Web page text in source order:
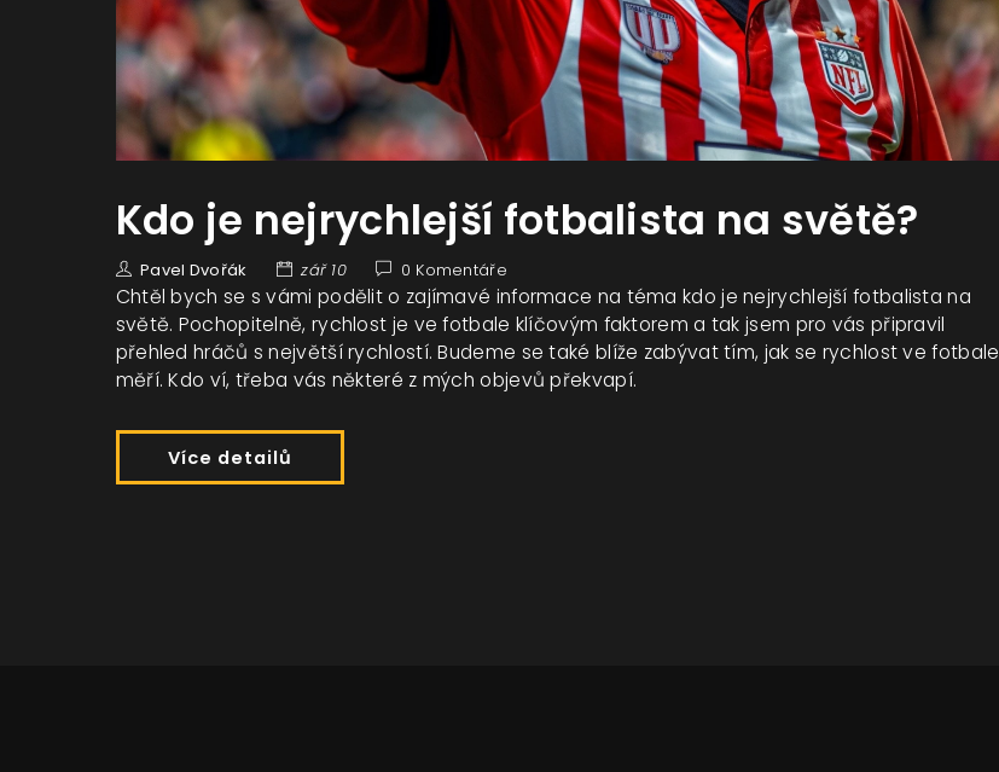
Kdo je nejrychlejší fotbalista na světě?
Pavel Dvořák zář 10 0 Komentáře
Chtěl bych se s vámi podělit o zajímavé informace na téma kdo je nejrychlejší fotbalista na
světě. Pochopitelně, rychlost je ve fotbale klíčovým faktorem a tak jsem pro vás připravil
přehled hráčů s největší rychlostí. Budeme se také blíže zabývat tím, jak se rychlost ve fotbale
měří. Kdo ví, třeba vás některé z mých objevů překvapí.
Více detailů